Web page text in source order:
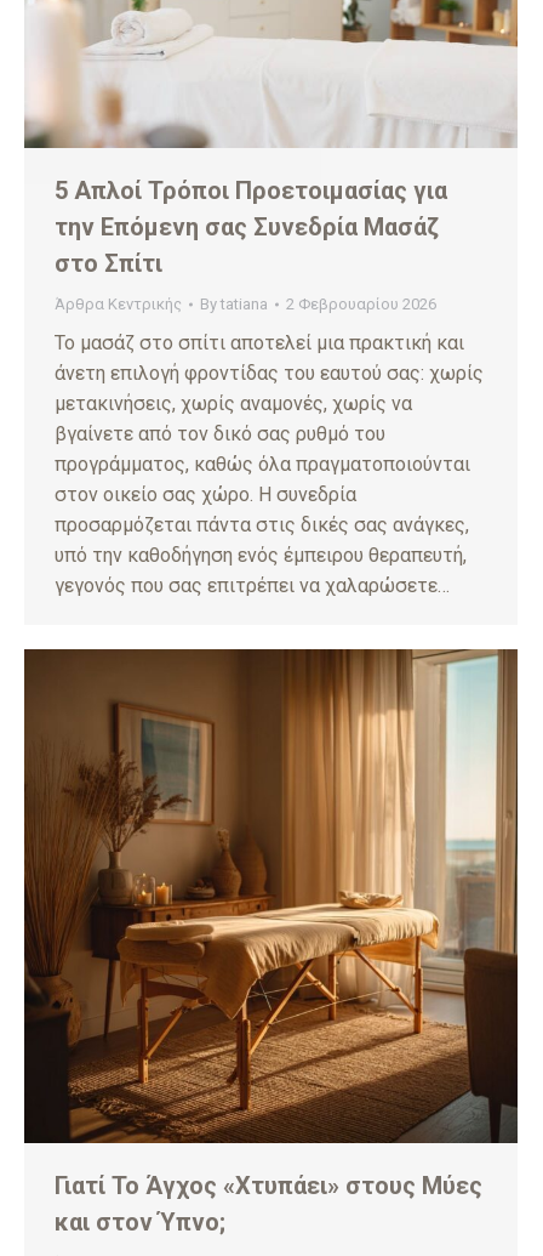
5 Απλοί Τρόποι Προετοιμασίας για
την Επόμενη σας Συνεδρία Μασάζ
στο Σπίτι
Άρθρα Κεντρικής Bytatiana 2 Φεβρουαρίου 2026
Το μασάζ στο σπίτι αποτελεί μια πρακτική και
άνετη επιλογή φροντίδας του εαυτού σας: χωρίς
μετακινήσεις, χωρίς αναμονές, χωρίς να
βγαίνετε από τον δικό σας ρυθμό του
προγράμματος, καθώς όλα πραγματοποιούνται
στον οικείο σας χώρο. Η συνεδρία
προσαρμόζεται πάντα στις δικές σας ανάγκες,
υπό την καθοδήγηση ενός έμπειρου θεραπευτή,
γεγονός που σας επιτρέπει να χαλαρώσετε…
Γιατί Το Άγχος «Χτυπάει» στους Μύες
και στον Ύπνο;